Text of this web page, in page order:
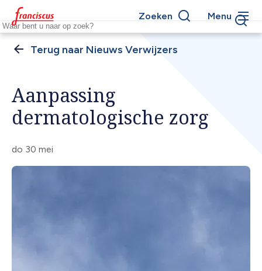
Overslaan
en
naar
Keywords
Zoeken Menu
Nieuws Verwijzers
Aanpassing
dermatologische zorg
do 30 mei